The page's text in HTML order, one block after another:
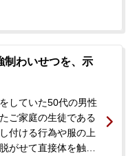
警察からは後日呼び
に相談に来られまし
制わいせつを、示
していた50代の男性
ご家庭の生徒である
付ける行為や服の上
がせて直接体を触る